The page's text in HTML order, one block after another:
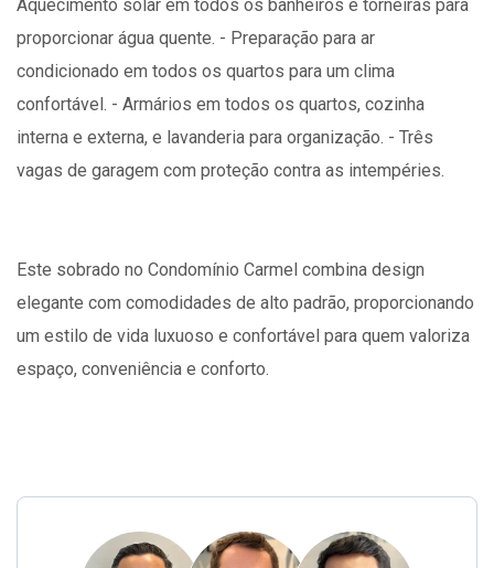
Aquecimento solar em todos os banheiros e torneiras para
proporcionar água quente. - Preparação para ar
condicionado em todos os quartos para um clima
confortável. - Armários em todos os quartos, cozinha
interna e externa, e lavanderia para organização. - Três
vagas de garagem com proteção contra as intempéries.
Este sobrado no Condomínio Carmel combina design
elegante com comodidades de alto padrão, proporcionando
um estilo de vida luxuoso e confortável para quem valoriza
espaço, conveniência e conforto.